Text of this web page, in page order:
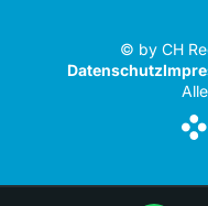
© by CH
Datenschutz